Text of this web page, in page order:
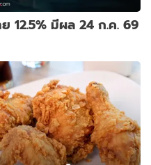
12.5% มีผล 24 ก.ค. 69